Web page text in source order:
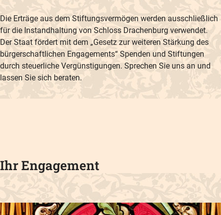
Die Erträge aus dem Stiftungsvermögen werden ausschließlich
für die Instandhaltung von Schloss Drachenburg verwendet.
Der Staat fördert mit dem „Gesetz zur weiteren Stärkung des
bürgerschaftlichen Engagements“ Spenden und Stiftungen
durch steuerliche Vergünstigungen. Sprechen Sie uns an und
lassen Sie sich beraten.
Ihr Engagement